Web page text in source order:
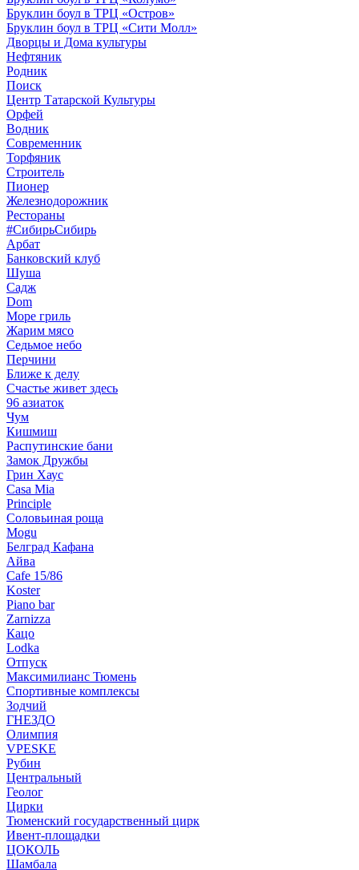
Бруклин боул в ТРЦ «Остров»
Бруклин боул в ТРЦ «Сити Молл»
Дворцы и Дома культуры
Нефтяник
Родник
Поиск
Центр Татарской Культуры
Орфей
Водник
Современник
Торфяник
Строитель
Пионер
Железнодорожник
Рестораны
#СибирьСибирь
Арбат
Банковский клуб
Шуша
Садж
Dom
Море гриль
Жарим мясо
Седьмое небо
Перчини
Ближе к делу
Счастье живет здесь
96 азиаток
Чум
Кишмиш
Распутинские бани
Замок Дружбы
Грин Хаус
Casa Mia
Principle
Соловьиная роща
Mogu
Белград Кафана
Айва
Cafe 15/86
Koster
Piano bar
Zarnizza
Кацо
Lodka
Отпуск
Максимилианс Тюмень
Спортивные комплексы
Зодчий
ГНЕЗДО
Олимпия
VPESKE
Рубин
Центральный
Геолог
Цирки
Тюменский государственный цирк
Ивент-площадки
ЦОКОЛЬ
Шамбала